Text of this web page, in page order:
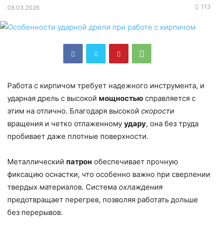
08.03.2026 113
Работа с кирпичом требует надежного инструмента, и
ударная дрель с высокой мощностью справляется с
этим на отлично. Благодаря высокой скорости
вращения и четко отлаженному удару, она без труда
пробивает даже плотные поверхности.
Металлический патрон обеспечивает прочную
фиксацию оснастки, что особенно важно при сверлении
твердых материалов. Система охлаждения
предотвращает перегрев, позволяя работать дольше
без перерывов.